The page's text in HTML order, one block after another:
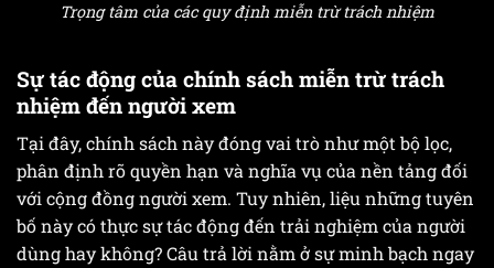
Trọng tâm của các quy định miễn trừ trách nhiệm
Sự tác động của chính sách miễn trừ trách
nhiệm đến người xem
Tại đây, chính sách này đóng vai trò như một bộ lọc,
phân định rõ quyền hạn và nghĩa vụ của nền tảng đối
với cộng đồng người xem. Tuy nhiên, liệu những tuyên
bố này có thực sự tác động đến trải nghiệm của người
dùng hay không? Câu trả lời nằm ở sự minh bạch ngay